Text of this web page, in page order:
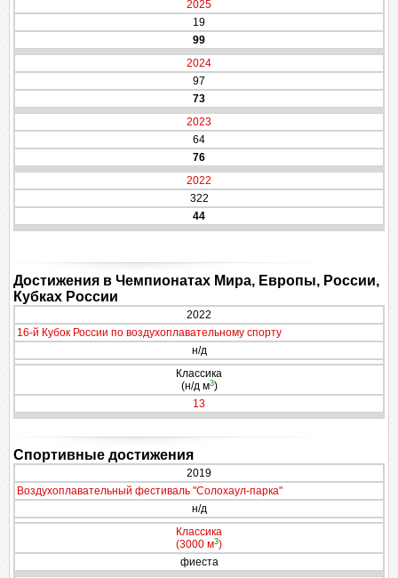
2025
19
99
2024
97
73
2023
64
76
2022
322
44
Достижения в Чемпионатах Мира, Европы, России,
Кубках России
2022
16-й Кубок России по воздухоплавательному спорту
н/д
Классика
(н/д м3)
13
Спортивные достижения
2019
Воздухоплавательный фестиваль "Солохаул-парка"
н/д
Классика
(3000 м3)
фиеста